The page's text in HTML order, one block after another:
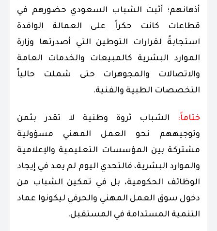
أذهانهم؛ أثبت الشباب السعودي حضورهم في
قطاعات كانت حكراً على العمالة الوافدة
استجابةً لقرارات التوطين التي أصدرتها وزارة
الموارد البشرية كالمبيعات والخدمات العامة
والاتصالات والمجوهرات حتى شملت حالياً
التخصصات الطبية والفنية.
ختاماً:
الشباب ثروة وطنية لا تقدر بثمن
وتوجيههم نحو العمل المهني مسؤولية
مشتركة بين المؤسسات التعليمية والإعلامية
والموارد البشرية، فالتحدي اليوم لم يعد في إيجاد
الوظائف الحكومية، بل في تمكين الشباب من
دخول سوق العمل المهني والحرفي ليكونوا عماد
التنمية المستدامة في المستقبل.